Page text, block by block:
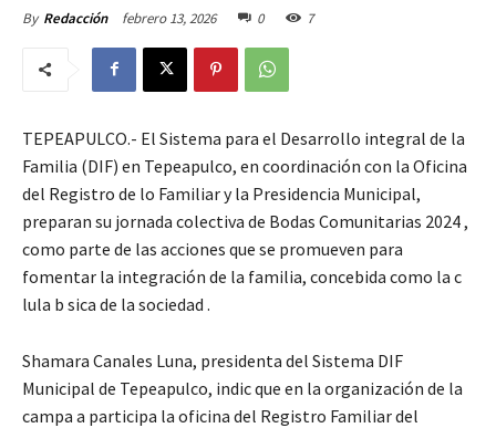
By Redacción febrero 13, 2026 0 7
TEPEAPULCO.- El Sistema para el Desarrollo integral de la
Familia (DIF) en Tepeapulco, en coordinación con la Oficina
del Registro de lo Familiar y la Presidencia Municipal,
preparan su jornada colectiva de Bodas Comunitarias 2024 ,
como parte de las acciones que se promueven para
fomentar la integración de la familia, concebida como la c
lula b sica de la sociedad .
Shamara Canales Luna, presidenta del Sistema DIF
Municipal de Tepeapulco, indic que en la organización de la
campa a participa la oficina del Registro Familiar del